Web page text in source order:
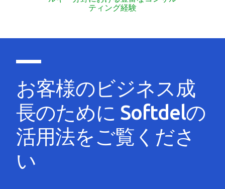
ティング経験
お客様のビジネス成
長のために Softdelの
活用法をご覧くださ
い